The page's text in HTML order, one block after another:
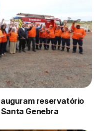
reservatório
Genebra